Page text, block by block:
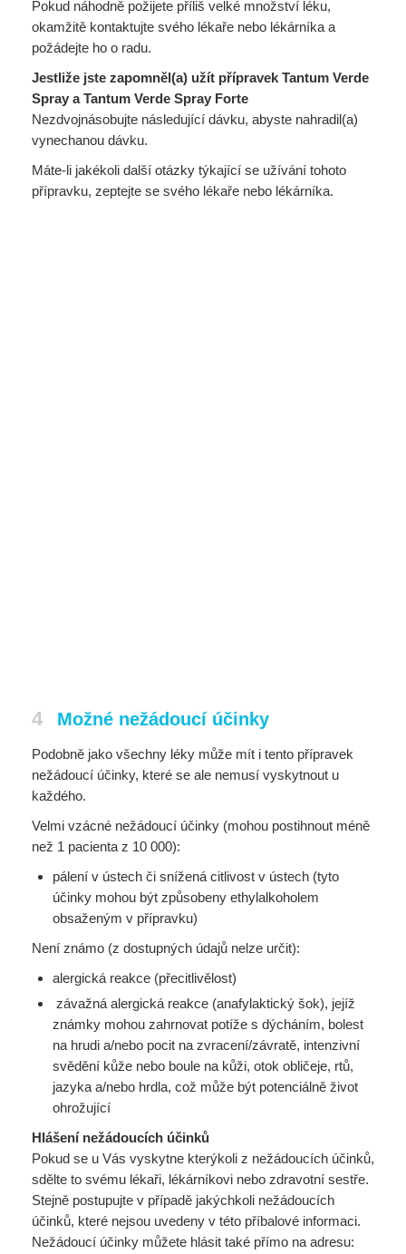
Pokud náhodně požijete příliš velké množství léku,
okamžitě kontaktujte svého lékaře nebo lékárníka a
požádejte ho o radu.
Jestliže jste zapomněl(a) užít přípravek Tantum Verde
Spray a Tantum Verde Spray Forte
Nezdvojnásobujte následující dávku, abyste nahradil(a)
vynechanou dávku.
Máte-li jakékoli další otázky týkající se užívání tohoto
přípravku, zeptejte se svého lékaře nebo lékárníka.
4 Možné nežádoucí účinky
Podobně jako všechny léky může mít i tento přípravek
nežádoucí účinky, které se ale nemusí vyskytnout u
každého.
Velmi vzácné nežádoucí účinky (mohou postihnout méně
než 1 pacienta z 10 000):
pálení v ústech či snížená citlivost v ústech (tyto
účinky mohou být způsobeny ethylalkoholem
obsaženým v přípravku)
Není známo (z dostupných údajů nelze určit):
alergická reakce (přecitlivělost)
závažná alergická reakce (anafylaktický šok), jejíž
známky mohou zahrnovat potíže s dýcháním, bolest
na hrudi a/nebo pocit na zvracení/závratě, intenzivní
svědění kůže nebo boule na kůži, otok obličeje, rtů,
jazyka a/nebo hrdla, což může být potenciálně život
ohrožující
Hlášení nežádoucích účinků
Pokud se u Vás vyskytne kterýkoli z nežádoucích účinků,
sdělte to svému lékaři, lékárníkovi nebo zdravotní sestře.
Stejně postupujte v případě jakýchkoli nežádoucích
účinků, které nejsou uvedeny v této příbalové informaci.
Nežádoucí účinky můžete hlásit také přímo na adresu: